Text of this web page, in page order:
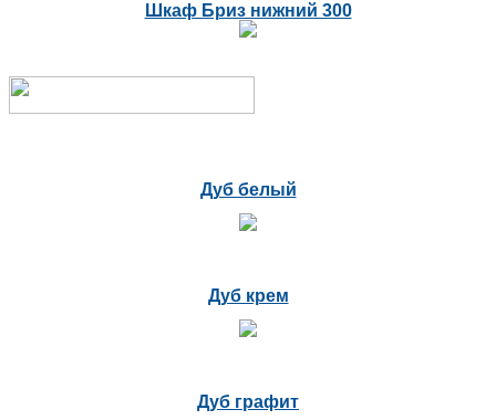
Шкаф Бриз нижний 300
Дуб белый
Дуб крем
Дуб графит